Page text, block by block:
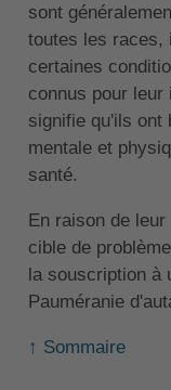
sont
toutes les races,
certaines
connus pour leur
signifie qu'ils ont
mentale et
santé.
En raison de
cible de
la souscription à
Pauméranie
↑ Sommaire